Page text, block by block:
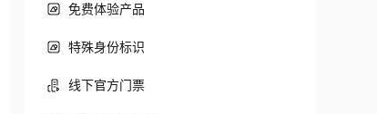
免费体验产品
特殊身份标识
线下官方门票